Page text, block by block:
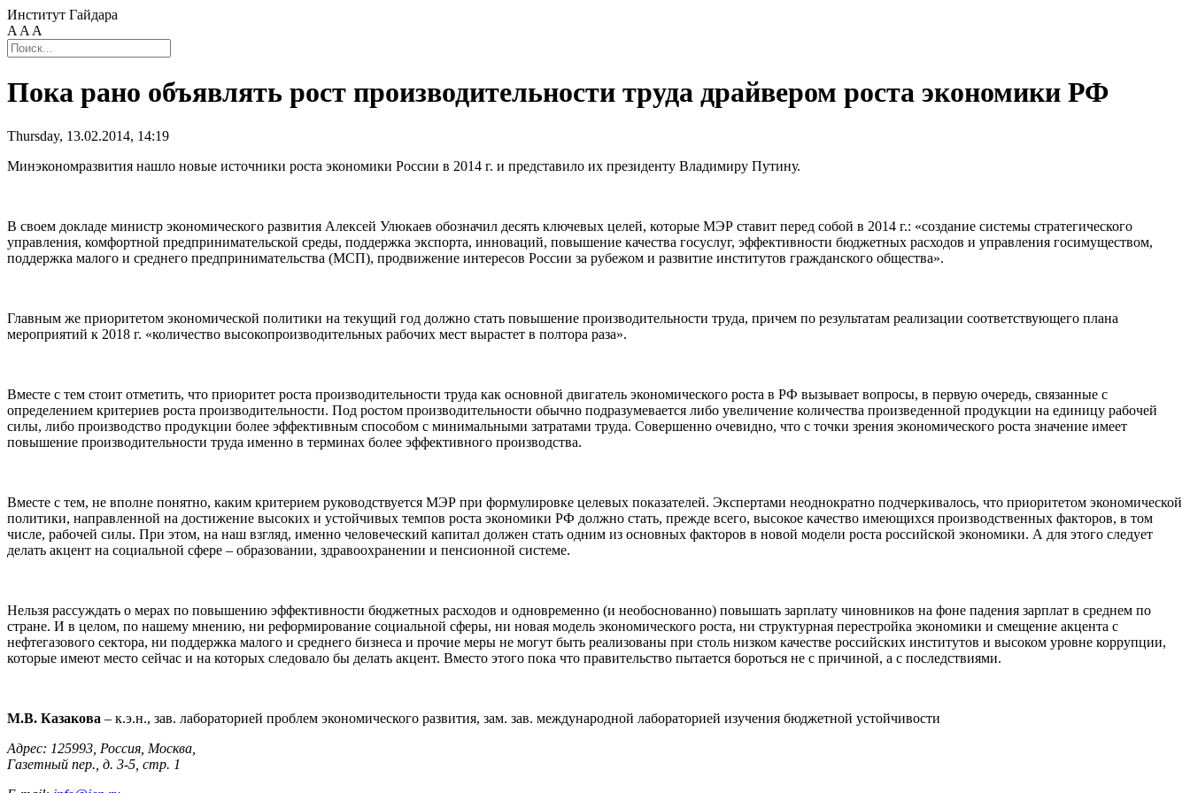
Институт Гайдара
A A A
Пока рано объявлять рост производительности труда драйвером роста экономики РФ
Thursday, 13.02.2014, 14:19
Минэкономразвития нашло новые источники роста экономики России в 2014 г. и представило их президенту Владимиру Путину.
В своем докладе министр экономического развития Алексей Улюкаев обозначил десять ключевых целей, которые МЭР ставит перед собой в 2014 г.: «создание системы стратегического
управления, комфортной предпринимательской среды, поддержка экспорта, инноваций, повышение качества госуслуг, эффективности бюджетных расходов и управления госимуществом,
поддержка малого и среднего предпринимательства (МСП), продвижение интересов России за рубежом и развитие институтов гражданского общества».
Главным же приоритетом экономической политики на текущий год должно стать повышение производительности труда, причем по результатам реализации соответствующего плана
мероприятий к 2018 г. «количество высокопроизводительных рабочих мест вырастет в полтора раза».
Вместе с тем стоит отметить, что приоритет роста производительности труда как основной двигатель экономического роста в РФ вызывает вопросы, в первую очередь, связанные с
определением критериев роста производительности. Под ростом производительности обычно подразумевается либо увеличение количества произведенной продукции на единицу рабочей
силы, либо производство продукции более эффективным способом с минимальными затратами труда. Совершенно очевидно, что с точки зрения экономического роста значение имеет
повышение производительности труда именно в терминах более эффективного производства.
Вместе с тем, не вполне понятно, каким критерием руководствуется МЭР при формулировке целевых показателей. Экспертами неоднократно подчеркивалось, что приоритетом экономической
политики, направленной на достижение высоких и устойчивых темпов роста экономики РФ должно стать, прежде всего, высокое качество имеющихся производственных факторов, в том
числе, рабочей силы. При этом, на наш взгляд, именно человеческий капитал должен стать одним из основных факторов в новой модели роста российской экономики. А для этого следует
делать акцент на социальной сфере – образовании, здравоохранении и пенсионной системе.
Нельзя рассуждать о мерах по повышению эффективности бюджетных расходов и одновременно (и необоснованно) повышать зарплату чиновников на фоне падения зарплат в среднем по
стране. И в целом, по нашему мнению, ни реформирование социальной сферы, ни новая модель экономического роста, ни структурная перестройка экономики и смещение акцента с
нефтегазового сектора, ни поддержка малого и среднего бизнеса и прочие меры не могут быть реализованы при столь низком качестве российских институтов и высоком уровне коррупции,
которые имеют место сейчас и на которых следовало бы делать акцент. Вместо этого пока что правительство пытается бороться не с причиной, а с последствиями.
М.В. Казакова – к.э.н., зав. лабораторией проблем экономического развития, зам. зав. международной лабораторией изучения бюджетной устойчивости
Адрес: 125993, Россия, Москва,
Газетный пер., д. 3-5, стр. 1